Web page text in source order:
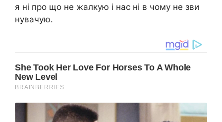
я ні про що не жалкую і нас ні в чому не зви
нувачую.